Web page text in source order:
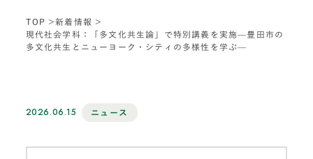
TOP
新着情報
現代社会学科：「多文化共生論」で特別講義を実施—豊田市の
多文化共生とニューヨーク・シティの多様性を学ぶ—
2026.06.15 ニュース